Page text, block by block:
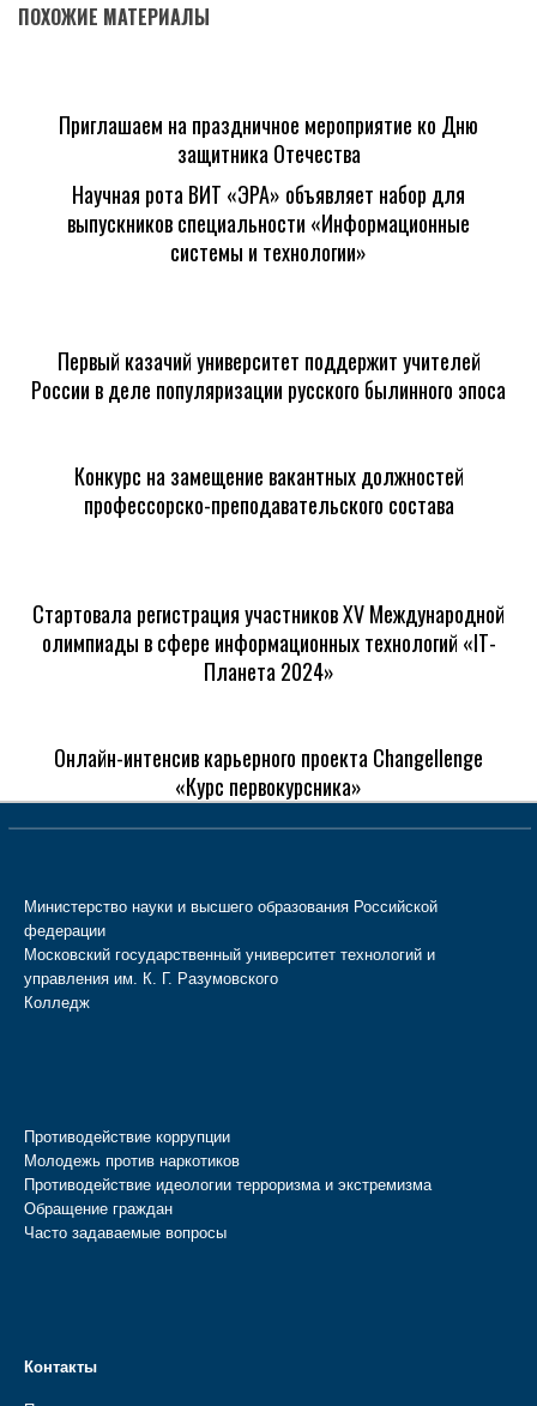
ПОХОЖИЕ МАТЕРИАЛЫ
Приглашаем на праздничное мероприятие ко Дню
защитника Отечества
Научная рота ВИТ «ЭРА» объявляет набор для
выпускников специальности «Информационные
системы и технологии»
Первый казачий университет поддержит учителей
России в деле популяризации русского былинного эпоса
Конкурс на замещение вакантных должностей
профессорско-преподавательского состава
Стартовала регистрация участников XV Международной
олимпиады в сфере информационных технологий «IT-
Планета 2024»
Онлайн-интенсив карьерного проекта Changellenge
«Курс первокурсника»
Министерство науки и высшего образования Российской
федерации
Московский государственный университет технологий и
управления им. К. Г. Разумовского
Колледж
Противодействие коррупции
Молодежь против наркотиков
Противодействие идеологии терроризма и экстремизма
Обращение граждан
Часто задаваемые вопросы
Контакты